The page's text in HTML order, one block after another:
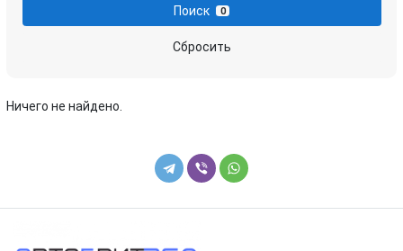
Поиск 0
Сбросить
Ничего не найдено.